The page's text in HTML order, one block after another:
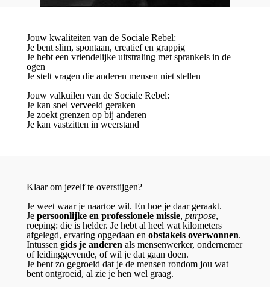
Jouw kwaliteiten van de Sociale Rebel:
Je bent slim, spontaan, creatief en grappig
Je hebt een vriendelijke uitstraling met sprankels in de
ogen
Je stelt vragen die anderen mensen niet stellen
Jouw valkuilen van de Sociale Rebel:
Je kan snel verveeld geraken
Je zoekt grenzen op bij anderen
Je kan vastzitten in weerstand
Klaar om jezelf te overstijgen?
Je weet waar je naartoe wil. En hoe je daar geraakt.
Je persoonlijke en professionele missie, purpose,
roeping: die is helder. Je hebt al heel wat kilometers
afgelegd, ervaring opgedaan en obstakels overwonnen.
Intussen gids je anderen als mensenwerker, ondernemer
of leidinggevende, of wil je dat gaan doen.
Je bent zo gegroeid dat je de mensen rondom jou wat
bent ontgroeid, al zie je hen wel graag.